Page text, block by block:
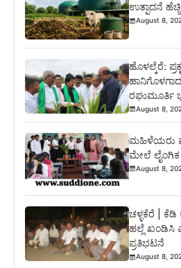
ಉತ್ಪಾದನೆ
August 8,
ಹೊಳಲ್ಕೆರೆ:
ರಘುಮೂರ್ತಿ
August 8,
ಮಹಿಳೆಯರು
ಮೇಲೆ ಲೈಂಗಿಕ
August 8,
ಚಳ್ಳಕೆರೆ |
ಹಲ್ಲೆ ಖಂಡಿಸಿ
ಪ್ರತಿಭಟನೆ
August 8,